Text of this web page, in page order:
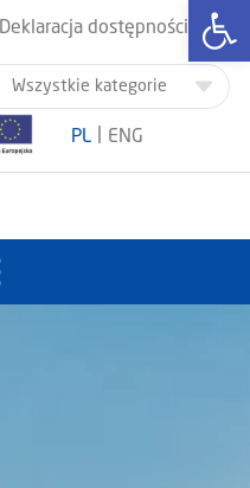
Deklaracja dostępności
PL ENG